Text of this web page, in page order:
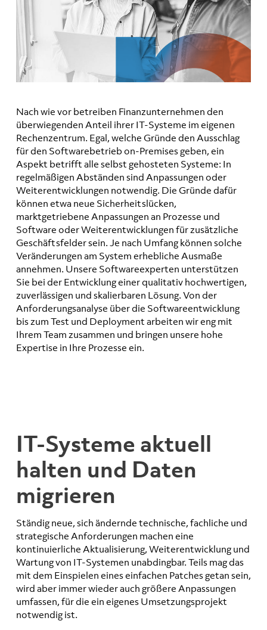
Nach wie vor betreiben Finanzunternehmen den
überwiegenden Anteil ihrer IT-Systeme im eigenen
Rechenzentrum. Egal, welche Gründe den Ausschlag
für den Softwarebetrieb on-Premises geben, ein
Aspekt betrifft alle selbst gehosteten Systeme: In
regelmäßigen Abständen sind Anpassungen oder
Weiterentwicklungen notwendig. Die Gründe dafür
können etwa neue Sicherheitslücken,
marktgetriebene Anpassungen an Prozesse und
Software oder Weiterentwicklungen für zusätzliche
Geschäftsfelder sein. Je nach Umfang können solche
Veränderungen am System erhebliche Ausmaße
annehmen. Unsere Softwareexperten unterstützen
Sie bei der Entwicklung einer qualitativ hochwertigen,
zuverlässigen und skalierbaren Lösung. Von der
Anforderungsanalyse über die Softwareentwicklung
bis zum Test und Deployment arbeiten wir eng mit
Ihrem Team zusammen und bringen unsere hohe
Expertise in Ihre Prozesse ein.
IT-Systeme aktuell
halten und Daten
migrieren
Ständig neue, sich ändernde technische, fachliche und
strategische Anforderungen machen eine
kontinuierliche Aktualisierung, Weiterentwicklung und
Wartung von IT-Systemen unabdingbar. Teils mag das
mit dem Einspielen eines einfachen Patches getan sein,
wird aber immer wieder auch größere Anpassungen
umfassen, für die ein eigenes Umsetzungsprojekt
notwendig ist.